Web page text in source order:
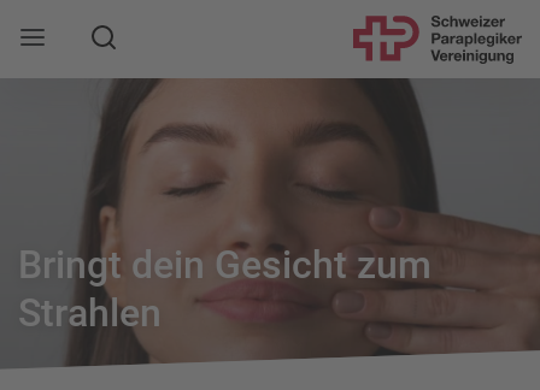
Mobile Navigation öffnen
Suche
Bringt dein Gesicht zum
Strahlen